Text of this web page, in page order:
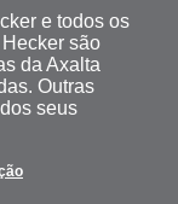
e todos os
são
da Axalta
Outras
seus